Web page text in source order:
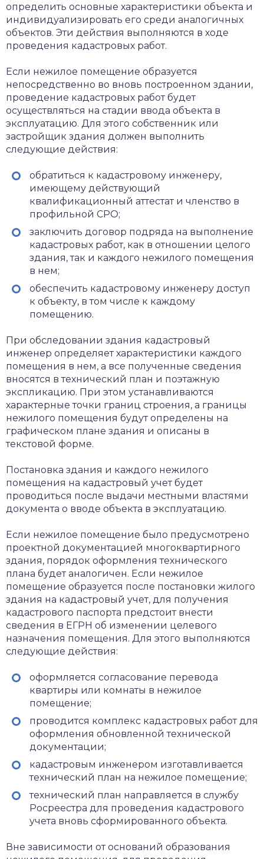
определить основные характеристики объекта и
индивидуализировать его среди аналогичных
объектов. Эти действия выполняются в ходе
проведения кадастровых работ.
Если нежилое помещение образуется
непосредственно во вновь построенном здании,
проведение кадастровых работ будет
осуществляться на стадии ввода объекта в
эксплуатацию. Для этого собственник или
застройщик здания должен выполнить
следующие действия:
обратиться к кадастровому инженеру,
имеющему действующий
квалификационный аттестат и членство в
профильной СРО;
заключить договор подряда на выполнение
кадастровых работ, как в отношении целого
здания, так и каждого нежилого помещения
в нем;
обеспечить кадастровому инженеру доступ
к объекту, в том числе к каждому
помещению.
При обследовании здания кадастровый
инженер определяет характеристики каждого
помещения в нем, а все полученные сведения
вносятся в технический план и поэтажную
экспликацию. При этом устанавливаются
характерные точки границ строения, а границы
нежилого помещения будут определены на
графическом плане здания и описаны в
текстовой форме.
Постановка здания и каждого нежилого
помещения на кадастровый учет будет
проводиться после выдачи местными властями
документа о вводе объекта в эксплуатацию.
Если нежилое помещение было предусмотрено
проектной документацией многоквартирного
здания, порядок оформления технического
плана будет аналогичен. Если нежилое
помещение образуется после постановки жилого
здания на кадастровый учет, для получения
кадастрового паспорта предстоит внести
сведения в ЕГРН об изменении целевого
назначения помещения. Для этого выполняются
следующие действия:
оформляется согласование перевода
квартиры или комнаты в нежилое
помещение;
проводится комплекс кадастровых работ для
оформления обновленной технической
документации;
кадастровым инженером изготавливается
технический план на нежилое помещение;
технический план направляется в службу
Росреестра для проведения кадастрового
учета вновь сформированного объекта.
Вне зависимости от оснований образования